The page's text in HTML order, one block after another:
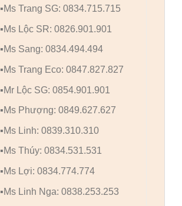
▪️Ms Trang SG: 0834.715.715
▪️Ms Lộc SR: 0826.901.901
▪️Ms Sang: 0834.494.494
▪️Ms Trang Eco: 0847.827.827
▪️Mr Lộc SG: 0854.901.901
▪️Ms Phượng: 0849.627.627
▪️Ms Linh: 0839.310.310
▪️Ms Thúy: 0834.531.531
▪️Ms Lợi: 0834.774.774
▪️Ms Linh Nga: 0838.253.253